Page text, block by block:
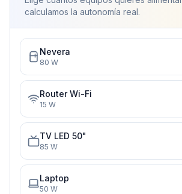
calculamos la autonomía real.
Nevera
80 W
Router Wi-Fi
15 W
TV LED 50"
85 W
Laptop
50 W